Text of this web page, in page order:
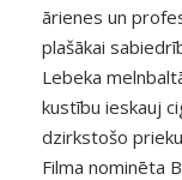
ārienes un
plašākai
Lebeka
kustību ieskauj
dzirkstošo
Filma nominēta